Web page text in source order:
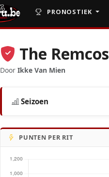
PRONOSTIEK
The Remcos
DoorIkke Van Mien
Seizoen
PUNTEN PER RIT